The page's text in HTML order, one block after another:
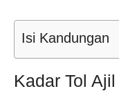
Isi Kandungan
Kadar Tol